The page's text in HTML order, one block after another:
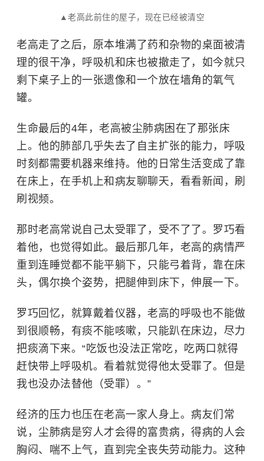
▲老高此前住的屋子，现在已经被清空
老高走了之后，原本堆满了药和杂物的桌面被清
理的很干净，呼吸机和床也被撤走了，如今就只
剩下桌子上的一张遗像和一个放在墙角的氧气
罐。
生命最后的4年，老高被尘肺病困在了那张床
上。他的肺部几乎失去了自主扩张的能力，呼吸
时刻都需要机器来维持。他的日常生活变成了靠
在床上，在手机上和病友聊聊天，看看新闻，刷
刷视频。
那时老高常说自己太受罪了，受不了了。罗巧看
着他，也觉得如此。最后那几年，老高的病情严
重到连睡觉都不能平躺下，只能弓着背，靠在床
头，偶尔换个姿势，把腿伸到床下，伸展一下。
罗巧回忆，就算戴着仪器，老高的呼吸也不能做
到很顺畅，有痰不能咳嗽，只能趴在床边，尽力
把痰滴下来。“吃饭也没法正常吃，吃两口就得
赶快带上呼吸机。看着就觉得他太受罪了。但是
我也没办法替他（受罪）。”
经济的压力也压在老高一家人身上。病友们常
说，尘肺病是穷人才会得的富贵病，得病的人会
胸闷、喘不上气，直到完全丧失劳动能力。这种